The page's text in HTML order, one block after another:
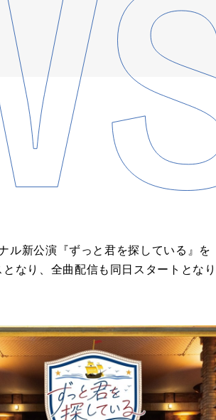
ル新公演『ずっと君を探している』を
なり、全曲配信も同日スタートとなり